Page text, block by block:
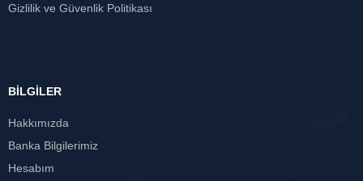
Gizlilik ve Güvenlik Politikası
BİLGİLER
Hakkımızda
Banka Bilgilerimiz
Hesabım